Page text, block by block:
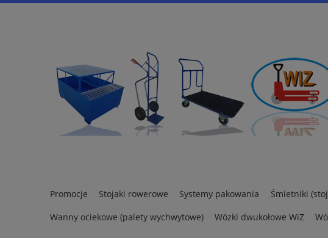
Promocje Stojaki rowerowe Systemy pakowania Śmietniki
Wanny ociekowe (palety wychwytowe)
Wózki dwukołowe WiZ